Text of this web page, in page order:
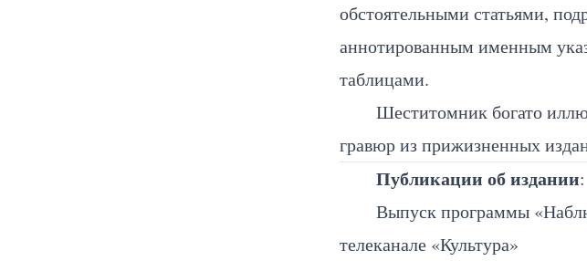
обстоятельными статьями,
аннотированным именным
таблицами.
Шеститомник богато
гравюр из прижизненных
Публикации об издании:
Выпуск программы
телеканале «Культура»